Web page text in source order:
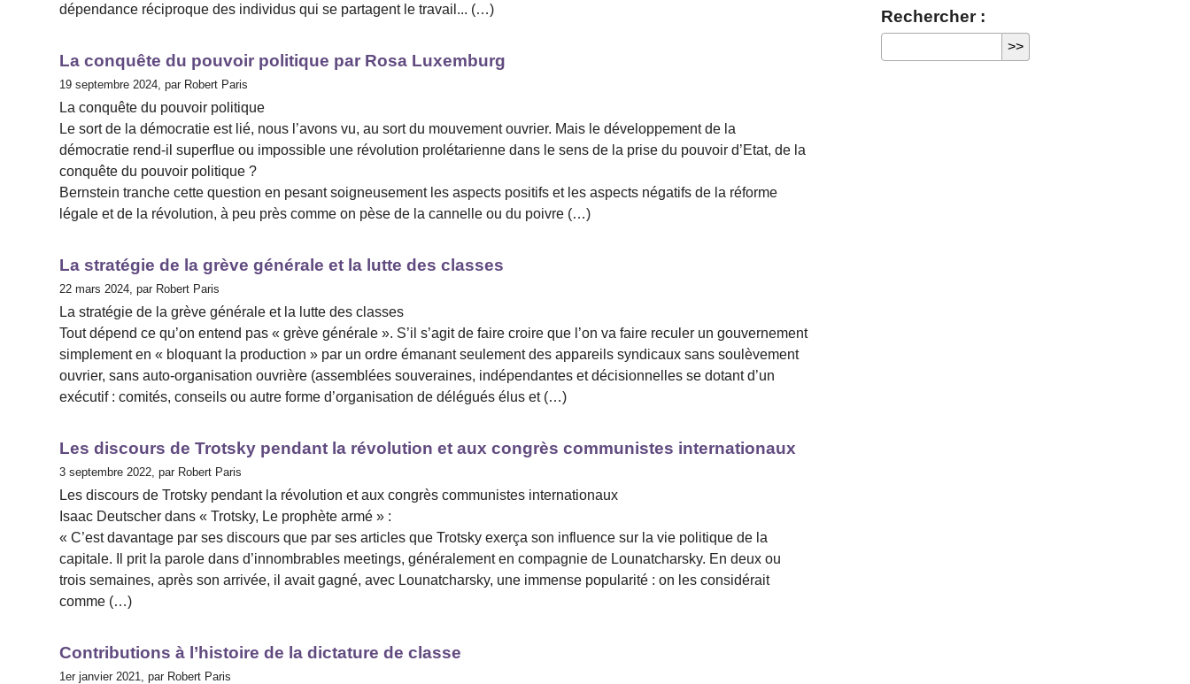
dépendance réciproque des individus qui se partagent le travail... (…)
La conquête du pouvoir politique par Rosa Luxemburg
19 septembre 2024, par Robert Paris
La conquête du pouvoir politique
Le sort de la démocratie est lié, nous l’avons vu, au sort du mouvement ouvrier. Mais le développement de la
démocratie rend-il superflue ou impossible une révolution prolétarienne dans le sens de la prise du pouvoir d’Etat, de la
conquête du pouvoir politique ?
Bernstein tranche cette question en pesant soigneusement les aspects positifs et les aspects négatifs de la réforme
légale et de la révolution, à peu près comme on pèse de la cannelle ou du poivre (…)
La stratégie de la grève générale et la lutte des classes
22 mars 2024, par Robert Paris
La stratégie de la grève générale et la lutte des classes
Tout dépend ce qu’on entend pas « grève générale ». S’il s’agit de faire croire que l’on va faire reculer un gouvernement
simplement en « bloquant la production » par un ordre émanant seulement des appareils syndicaux sans soulèvement
ouvrier, sans auto-organisation ouvrière (assemblées souveraines, indépendantes et décisionnelles se dotant d’un
exécutif : comités, conseils ou autre forme d’organisation de délégués élus et (…)
Les discours de Trotsky pendant la révolution et aux congrès communistes internationaux
3 septembre 2022, par Robert Paris
Les discours de Trotsky pendant la révolution et aux congrès communistes internationaux
Isaac Deutscher dans « Trotsky, Le prophète armé » :
« C’est davantage par ses discours que par ses articles que Trotsky exerça son influence sur la vie politique de la
capitale. Il prit la parole dans d’innombrables meetings, généralement en compagnie de Lounatcharsky. En deux ou
trois semaines, après son arrivée, il avait gagné, avec Lounatcharsky, une immense popularité : on les considérait
comme (…)
Contributions à l’histoire de la dictature de classe
1er janvier 2021, par Robert Paris
Rechercher :